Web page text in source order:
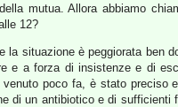
mutua. Allora abbiamo
12?
la situazione è peggiorata ben
e a forza di insistenze e di
poco fa, è stato preciso
un antibiotico e di sufficienti